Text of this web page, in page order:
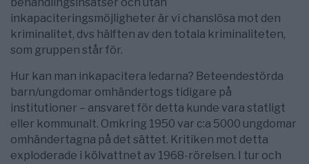
inkapaciteringsmöjligheter är vi chanslösa mot den
kriminalitet, dvs hälften av den totala kriminaliteten,
som gruppen står för.
Hur kan man inkapacitera ledarna? Beteendestörda
barn/ungdomar omhändertogs tidigare på
institutioner – ansvaret för detta kunde vara statligt
eller kommunalt. Omkring 1950 var c:a 5000 ungdomar
omhändertagna på det sättet. Kritiken mot detta
exploderade i kölvattnet av 1968-rörelsen. I tur och